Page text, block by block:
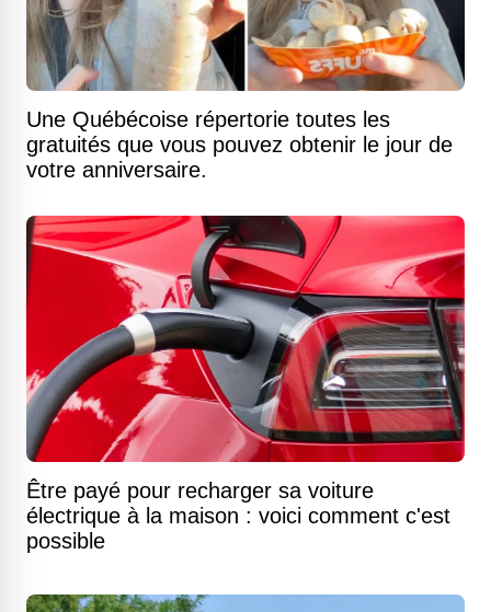
Une Québécoise répertorie toutes les
gratuités que vous pouvez obtenir le jour de
votre anniversaire.
Être payé pour recharger sa voiture
électrique à la maison : voici comment c'est
possible